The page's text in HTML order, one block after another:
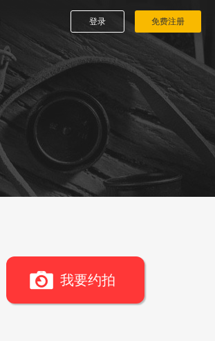
登录 免费注册
我要约拍